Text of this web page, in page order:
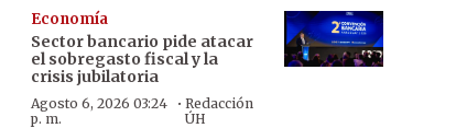
Economía
Sector bancario pide atacar
el sobregasto fiscal y la
crisis jubilatoria
Agosto 6, 2026 03:24
p. m.
· Redacción
ÚH